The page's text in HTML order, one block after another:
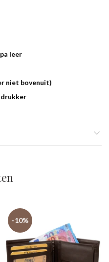
leer
niet bovenuit)
-10%